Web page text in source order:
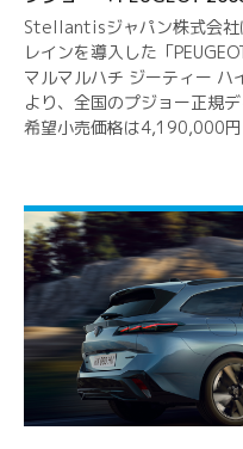
Stellantisジャパン株式会社
レインを導入した「
マルマルハチ ジーティー ハ
より、全国のプジョー正規
希望小売価格は4,190,000円